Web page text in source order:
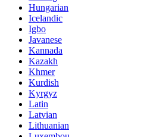
Hungarian
Icelandic
Igbo
Javanese
Kannada
Kazakh
Khmer
Kurdish
Kyrgyz
Latin
Latvian
Lithuanian